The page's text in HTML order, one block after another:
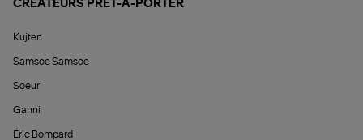
CRÉATEURS PRÊT-À-PORTER
Kujten
Samsoe Samsoe
Soeur
Ganni
Éric Bompard